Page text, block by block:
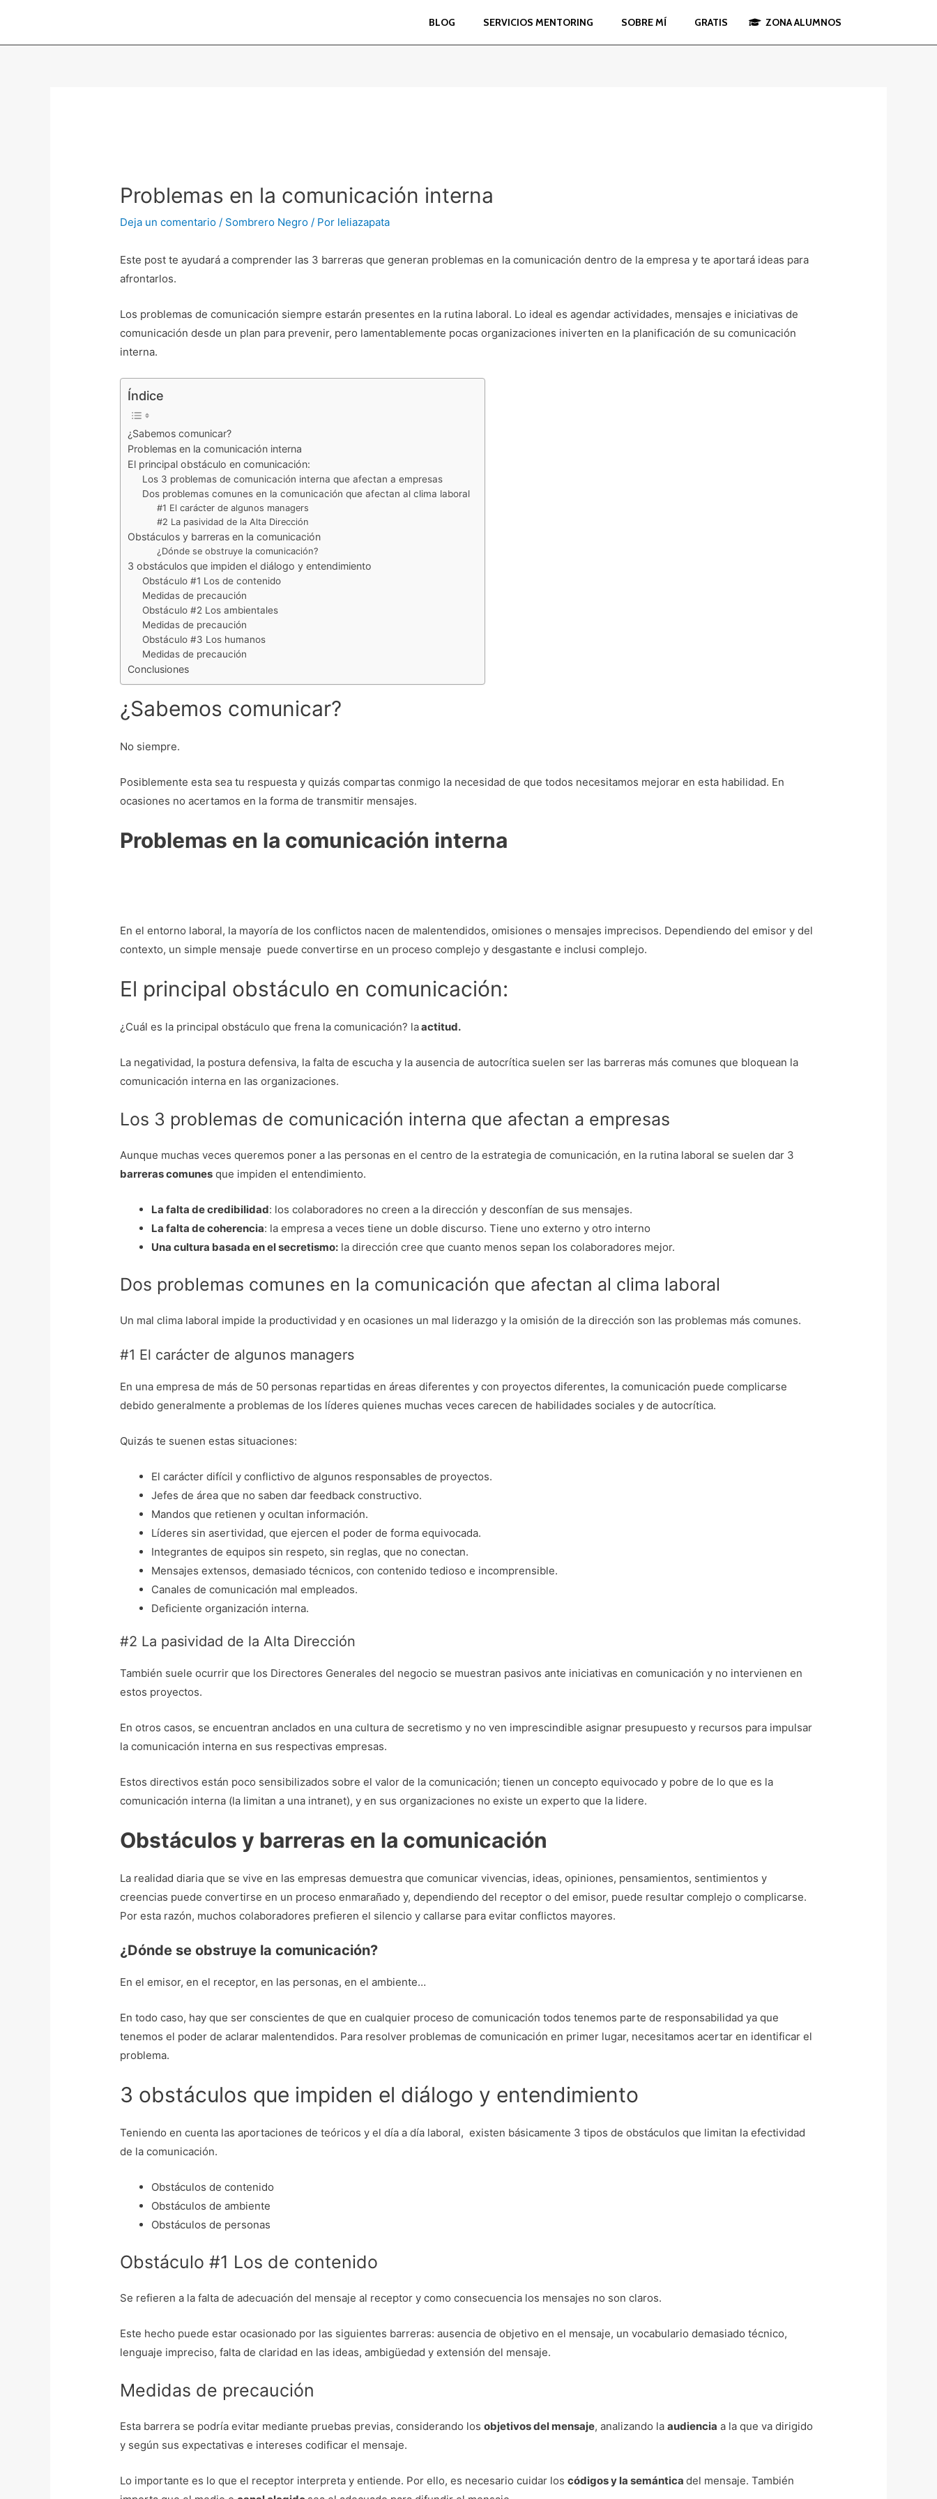
contenido
BLOG SERVICIOS MENTORING SOBRE MÍ GRATIS ZONA ALUMNOS
Problemas en la comunicación interna
Deja un comentario / Sombrero Negro / Por leliazapata
Este post te ayudará a comprender las 3 barreras que generan problemas en la comunicación dentro de la empresa y te aportará ideas para
afrontarlos.
Los problemas de comunicación siempre estarán presentes en la rutina laboral. Lo ideal es agendar actividades, mensajes e iniciativas de
comunicación desde un plan para prevenir, pero lamentablemente pocas organizaciones iniverten en la planificación de su comunicación
interna.
Índice
¿Sabemos comunicar?
Problemas en la comunicación interna
El principal obstáculo en comunicación:
Los 3 problemas de comunicación interna que afectan a empresas
Dos problemas comunes en la comunicación que afectan al clima laboral
#1 El carácter de algunos managers
#2 La pasividad de la Alta Dirección
Obstáculos y barreras en la comunicación
¿Dónde se obstruye la comunicación?
3 obstáculos que impiden el diálogo y entendimiento
Obstáculo #1 Los de contenido
Medidas de precaución
Obstáculo #2 Los ambientales
Medidas de precaución
Obstáculo #3 Los humanos
Medidas de precaución
Conclusiones
¿Sabemos comunicar?
No siempre.
Posiblemente esta sea tu respuesta y quizás compartas conmigo la necesidad de que todos necesitamos mejorar en esta habilidad. En
ocasiones no acertamos en la forma de transmitir mensajes.
Problemas en la comunicación interna
En el entorno laboral, la mayoría de los conflictos nacen de malentendidos, omisiones o mensajes imprecisos. Dependiendo del emisor y del
contexto, un simple mensaje puede convertirse en un proceso complejo y desgastante e inclusi complejo.
El principal obstáculo en comunicación:
¿Cuál es la principal obstáculo que frena la comunicación? laactitud.
La negatividad, la postura defensiva, la falta de escucha y la ausencia de autocrítica suelen ser las barreras más comunes que bloquean la
comunicación interna en las organizaciones.
Los 3 problemas de comunicación interna que afectan a empresas
Aunque muchas veces queremos poner a las personas en el centro de la estrategia de comunicación, en la rutina laboral se suelen dar 3
barreras comunes que impiden el entendimiento.
La falta de credibilidad: los colaboradores no creen a la dirección y desconfían de sus mensajes.
La falta de coherencia: la empresa a veces tiene un doble discurso. Tiene uno externo y otro interno
Una cultura basada en el secretismo: la dirección cree que cuanto menos sepan los colaboradores mejor.
Dos problemas comunes en la comunicación que afectan al clima laboral
Un mal clima laboral impide la productividad y en ocasiones un mal liderazgo y la omisión de la dirección son las problemas más comunes.
#1 El carácter de algunos managers
En una empresa de más de 50 personas repartidas en áreas diferentes y con proyectos diferentes, la comunicación puede complicarse
debido generalmente a problemas de los líderes quienes muchas veces carecen de habilidades sociales y de autocrítica.
Quizás te suenen estas situaciones:
El carácter difícil y conflictivo de algunos responsables de proyectos.
Jefes de área que no saben dar feedback constructivo.
Mandos que retienen y ocultan información.
Líderes sin asertividad, que ejercen el poder de forma equivocada.
Integrantes de equipos sin respeto, sin reglas, que no conectan.
Mensajes extensos, demasiado técnicos, con contenido tedioso e incomprensible.
Canales de comunicación mal empleados.
Deficiente organización interna.
#2 La pasividad de la Alta Dirección
También suele ocurrir que los Directores Generales del negocio se muestran pasivos ante iniciativas en comunicación y no intervienen en
estos proyectos.
En otros casos, se encuentran anclados en una cultura de secretismo y no ven imprescindible asignar presupuesto y recursos para impulsar
la comunicación interna en sus respectivas empresas.
Estos directivos están poco sensibilizados sobre el valor de la comunicación; tienen un concepto equivocado y pobre de lo que es la
comunicación interna (la limitan a una intranet), y en sus organizaciones no existe un experto que la lidere.
Obstáculos y barreras en la comunicación
La realidad diaria que se vive en las empresas demuestra que comunicar vivencias, ideas, opiniones, pensamientos, sentimientos y
creencias puede convertirse en un proceso enmarañado y, dependiendo del receptor o del emisor, puede resultar complejo o complicarse.
Por esta razón, muchos colaboradores prefieren el silencio y callarse para evitar conflictos mayores.
¿Dónde se obstruye la comunicación?
En el emisor, en el receptor, en las personas, en el ambiente…
En todo caso, hay que ser conscientes de que en cualquier proceso de comunicación todos tenemos parte de responsabilidad ya que
tenemos el poder de aclarar malentendidos. Para resolver problemas de comunicación en primer lugar, necesitamos acertar en identificar el
problema.
3 obstáculos que impiden el diálogo y entendimiento
Teniendo en cuenta las aportaciones de teóricos y el día a día laboral, existen básicamente 3 tipos de obstáculos que limitan la efectividad
de la comunicación.
Obstáculos de contenido
Obstáculos de ambiente
Obstáculos de personas
Obstáculo #1 Los de contenido
Se refieren a la falta de adecuación del mensaje al receptor y como consecuencia los mensajes no son claros.
Este hecho puede estar ocasionado por las siguientes barreras: ausencia de objetivo en el mensaje, un vocabulario demasiado técnico,
lenguaje impreciso, falta de claridad en las ideas, ambigüedad y extensión del mensaje.
Medidas de precaución
Esta barrera se podría evitar mediante pruebas previas, considerando losobjetivos del mensaje, analizando laaudiencia a la que va dirigido
y según sus expectativas e intereses codificar el mensaje.
Lo importante es lo que el receptor interpreta y entiende. Por ello, es necesario cuidar loscódigos y la semánticadel mensaje. También